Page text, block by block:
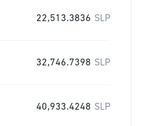
22,513.3836 SLP
32,746.7398 SLP
40,933.4248 SLP